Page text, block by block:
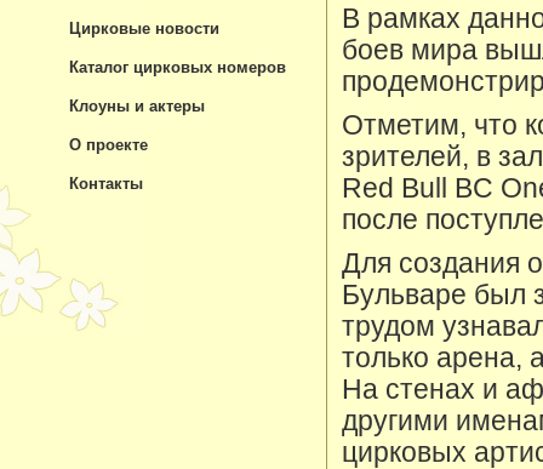
В рамках
боев мира
Отметим, что
зрителей, в
Red Bull BC
после
Для создания
Бульваре был
трудом
только арена,
На стенах и
другими
цирковых
Цирковые новости
Каталог цирковых номеров
Клоуны и актеры
О проекте
Контакты